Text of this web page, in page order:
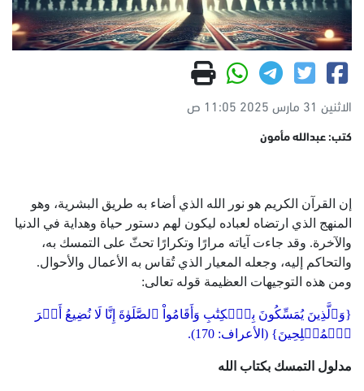
الاثنين 31 مارس 2025 11:05 ص
كتب: عبدالله مأمون
إن القرآن الكريم هو نور الله الذي أضاء به طريق البشرية، وهو
المنهج الذي ارتضاه لعباده ليكون لهم دستور حياة وهداية في الدنيا
والآخرة. وقد جاءت آياته مرارًا وتكرارًا تحثّ على التمسك به،
والتحاكم إليه، وجعله المعيار الذي تُقاس به الأعمال والأحوال.
ومن هذه التوجيهات العظيمة قوله تعالى:
{وَٱلَّذِينَ يُمَسِّكُونَ بِٱلۡكِتَٰبِ وَأَقَامُواْ ٱلصَّلَوٰةَ إِنَّا لَا نُضِيعُ أَجۡرَ
ٱلۡمُصۡلِحِينَ} (الأعراف: 170).
مدلول التمسك بكتاب الله